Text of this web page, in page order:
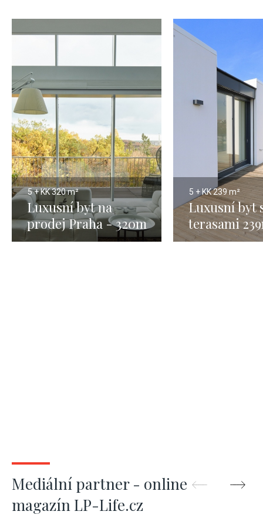
5 + KK320 m²
Luxusní byt na
prodej Praha - 320m
5 + KK239 m²
Luxusní byt
terasami
Mediální partner - online
magazín LP-Life.cz